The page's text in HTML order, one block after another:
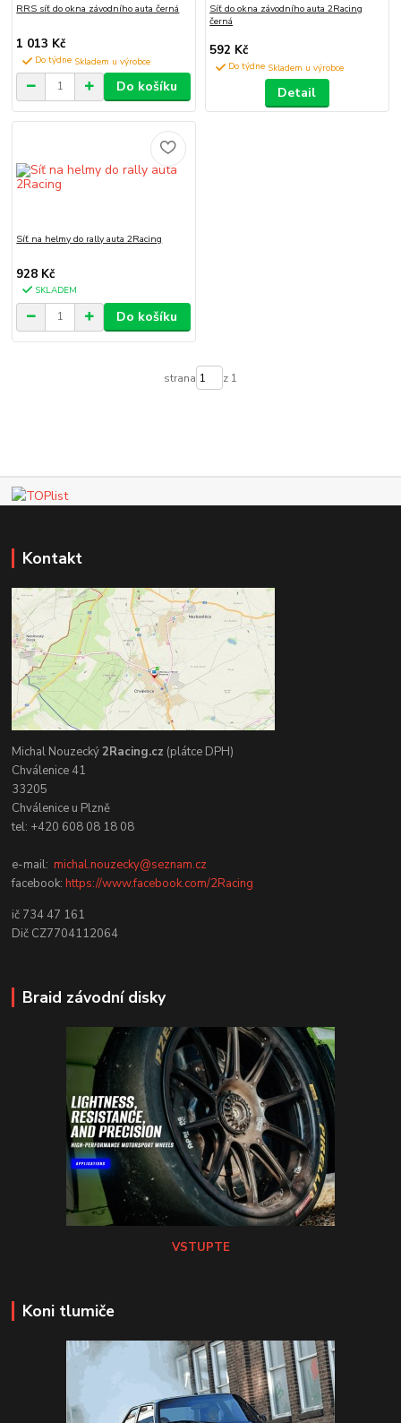
RRS síť do okna závodního auta černá
1 013 Kč
Do týdne
Do košíku
Síť do okna závodního auta 2Racing
černá
592 Kč
Do týdne
Detail
Síť na helmy do rally auta 2Racing
928 Kč
SKLADEM
Do košíku
strana z 1
Kontakt
Michal Nouzecký2Racing.cz (plátce DPH)
Chválenice 41
33205
Chválenice u Plzně
tel: +420 608 08 18 08
e-mail:michal.nouzecky@seznam.cz
facebook:https://www.facebook.com/2Racing
ič 734 47 161
Dič CZ7704112064
Braid závodní disky
VSTUPTE
Koni tlumiče